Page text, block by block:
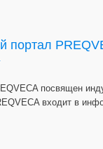
портал
посвящен
входит в